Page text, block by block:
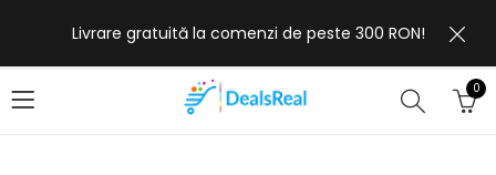
Livrare gratuită la comenzi de peste 300 RON!
0